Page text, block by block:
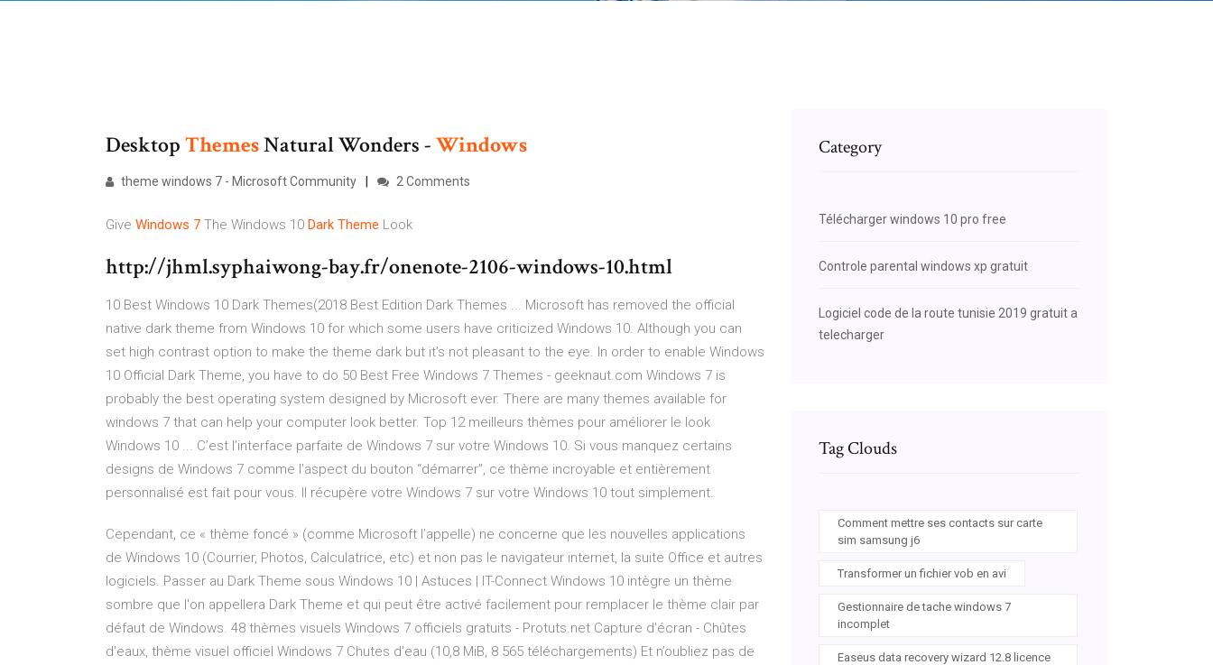
DesktopThemesNatural Wonders -Windows
theme windows 7 - Microsoft Community 2 Comments
Give Windows 7 The Windows 10 Dark Theme Look
http://jhml.syphaiwong-bay.fr/onenote-2106-windows-10.html
10 Best Windows 10 Dark Themes(2018 Best Edition Dark Themes ... Microsoft has removed the official
native dark theme from Windows 10 for which some users have criticized Windows 10. Although you can
set high contrast option to make the theme dark but it’s not pleasant to the eye. In order to enable Windows
10 Official Dark Theme, you have to do 50 Best Free Windows 7 Themes - geeknaut.com Windows 7 is
probably the best operating system designed by Microsoft ever. There are many themes available for
windows 7 that can help your computer look better. Top 12 meilleurs thèmes pour améliorer le look
Windows 10 ... C’est l’interface parfaite de Windows 7 sur votre Windows 10. Si vous manquez certains
designs de Windows 7 comme l’aspect du bouton “démarrer”, ce thème incroyable et entièrement
personnalisé est fait pour vous. Il récupère votre Windows 7 sur votre Windows 10 tout simplement.
Cependant, ce « thème foncé » (comme Microsoft l’appelle) ne concerne que les nouvelles applications
de Windows 10 (Courrier, Photos, Calculatrice, etc) et non pas le navigateur internet, la suite Office et autres
logiciels. Passer au Dark Theme sous Windows 10 | Astuces | IT-Connect Windows 10 intègre un thème
sombre que l'on appellera Dark Theme et qui peut être activé facilement pour remplacer le thème clair par
défaut de Windows. 48 thèmes visuels Windows 7 officiels gratuits - Protuts.net Capture d'écran - Chûtes
d'eaux, thème visuel officiel Windows 7 Chutes d'eau (10,8 MiB, 8 565 téléchargements) Et n’oubliez pas de
Category
Télécharger windows 10 pro free
Controle parental windows xp gratuit
Logiciel code de la route tunisie 2019 gratuit a
telecharger
Tag Clouds
Comment mettre ses contacts sur carte
sim samsung j6
Transformer un fichier vob en avi
Gestionnaire de tache windows 7
incomplet
Easeus data recovery wizard 12.8 licence